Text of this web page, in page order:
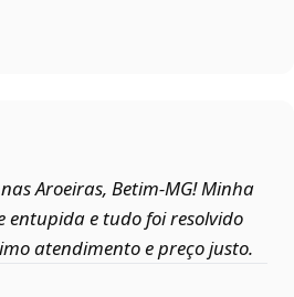
Aroeiras, Betim‑MG! Minha
entupida e tudo foi resolvido
atendimento e preço justo.